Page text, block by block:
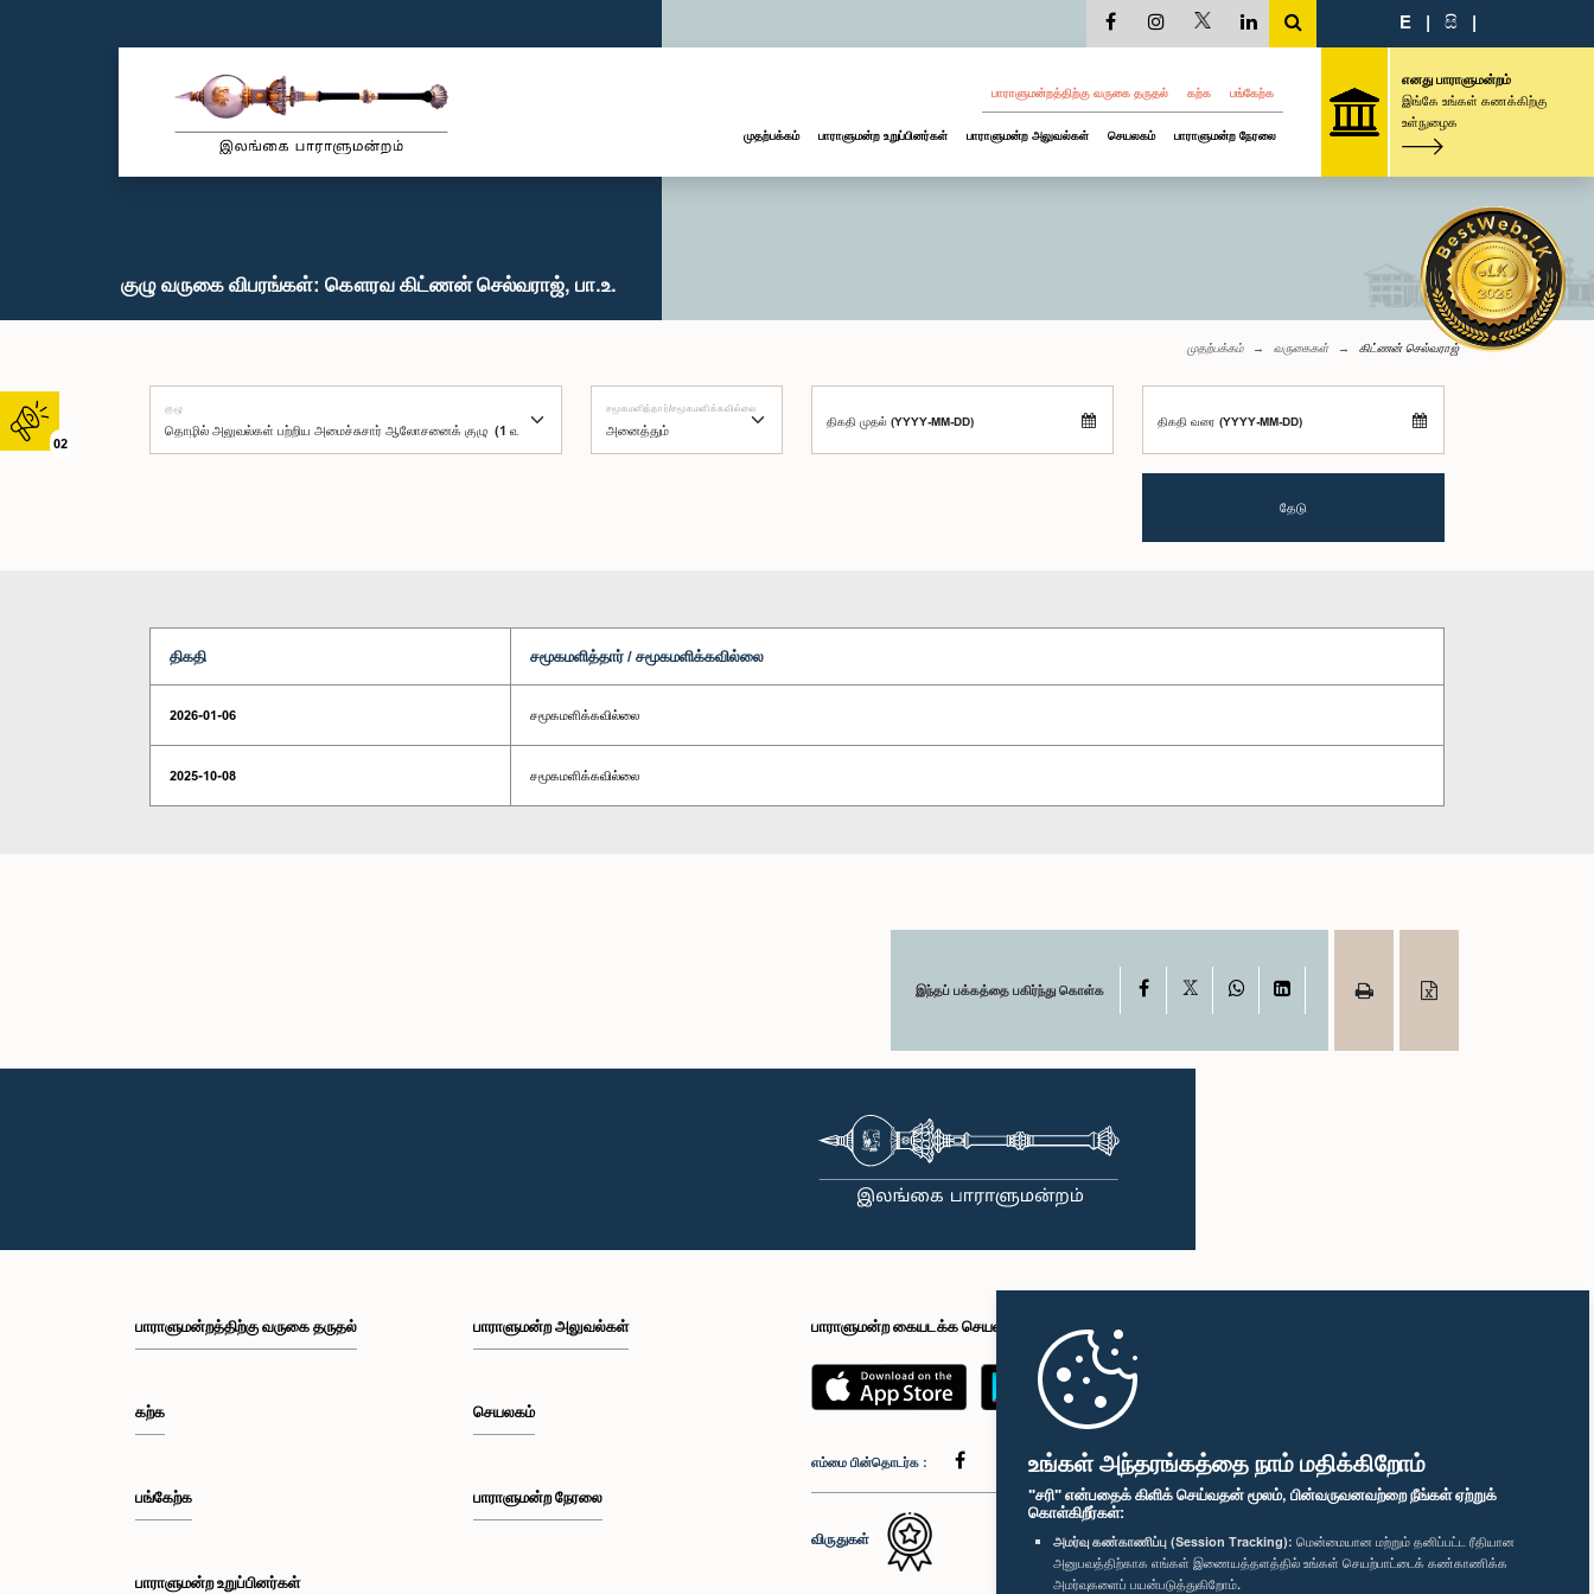
உங்கள் அந்தரங்கத்தை நாம் மதிக்கிறோம்
"சரி" என்பதைக் கிளிக் செய்வதன் மூலம், பின்வருவனவற்றை நீங்கள் ஏற்றுக்
கொள்கிறீர்கள்:
அமர்வு கண்காணிப்பு (Session Tracking): மென்மையான மற்றும் தனிப்பட்ட ரீதியான
அனுபவத்திற்காக எங்கள் இணையத்தளத்தில் உங்கள் செயற்பாட்டைக் கண்காணிக்க
அமர்வுகளைப் பயன்படுத்துகிறோம்.
02
E | සි |
பாராளுமன்றத்திற்கு வருகை தருதல் கற்க பங்கேற்க
முதற்பக்கம் பாராளுமன்ற உறுப்பினர்கள் பாராளுமன்ற அலுவல்கள் செயலகம் பாராளுமன்ற நேரலை
எனது பாராளுமன்றம்
இங்கே உங்கள் கணக்கிற்கு
உள்நுழைக
குழு வருகை விபரங்கள்: கௌரவ கிட்ணன் செல்வராஜ், பா.உ.
முதற்பக்கம் வருகைகள் கிட்ணன் செல்வராஜ்
குழு சமூகமளித்தார்/சமூகமளிக்கவில்லை
திகதி முதல் (YYYY-MM-DD) திகதி வரை (YYYY-MM-DD)
தேடு
திகதி சமூகமளித்தார் / சமூகமளிக்கவில்லை
2026-01-06 சமூகமளிக்கவில்லை
2025-10-08 சமூகமளிக்கவில்லை
இந்தப் பக்கத்தை பகிர்ந்து கொள்க Facebook WhatsAppLinkedIn
பாராளுமன்றத்திற்கு வருகை தருதல்
கற்க
பங்கேற்க
பாராளுமன்ற உறுப்பினர்கள்
பாராளுமன்ற அலுவல்கள்
செயலகம்
பாராளுமன்ற நேரலை
பாராளுமன்ற கையடக்க செயலி
எம்மை பின்தொடர்க :
விருதுகள்